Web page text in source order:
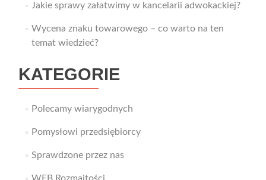
Jakie sprawy załatwimy w kancelarii adwokackiej?
Wycena znaku towarowego – co warto na ten
temat wiedzieć?
KATEGORIE
Polecamy wiarygodnych
Pomysłowi przedsiębiorcy
Sprawdzone przez nas